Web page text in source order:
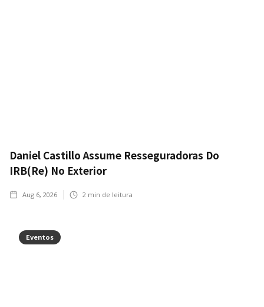
Daniel Castillo Assume Resseguradoras Do
IRB(Re) No Exterior
Aug 6, 2026 2 min de leitura
Eventos